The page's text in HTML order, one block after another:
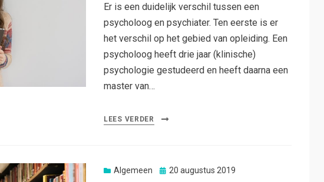
Er is een duidelijk verschil tussen een
psycholoog en psychiater. Ten eerste is er
het verschil op het gebied van opleiding. Een
psycholoog heeft drie jaar (klinische)
psychologie gestudeerd en heeft daarna een
master van…
LEES VERDER
Algemeen
Posted
20 augustus 2019